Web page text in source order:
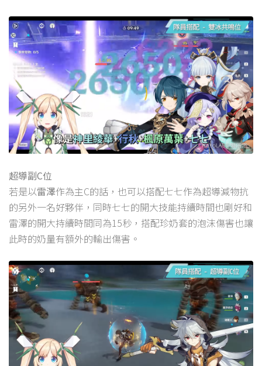
超導副C位
若是以雷澤作為主C的話，也可以搭配七七作為超導減物抗
的另外一名好夥伴，同時七七的開大技能持續時間也剛好和
雷澤的開大持續時間同為15秒，搭配珍奶套的泡沫傷害也讓
此時的奶量有額外的輸出傷害。